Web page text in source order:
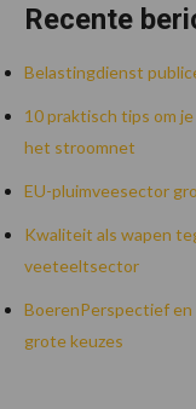
Recente
Belastingdienst
10 praktisch tips om
het stroomnet
EU-pluimveesector
Kwaliteit als wapen
veeteeltsector
BoerenPerspectief
grote keuzes